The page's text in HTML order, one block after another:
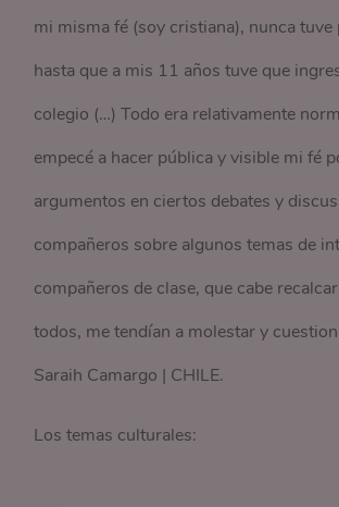
mi misma fé (soy cristiana), nunca tuve
hasta que a mis 11 años tuve que
colegio (…) Todo era relativamente
empecé a hacer pública y visible mi fé
argumentos en ciertos debates y
compañeros sobre algunos temas de
compañeros de clase, que cabe
todos, me tendían a molestar y
Saraih Camargo | CHILE.
Los temas culturales: